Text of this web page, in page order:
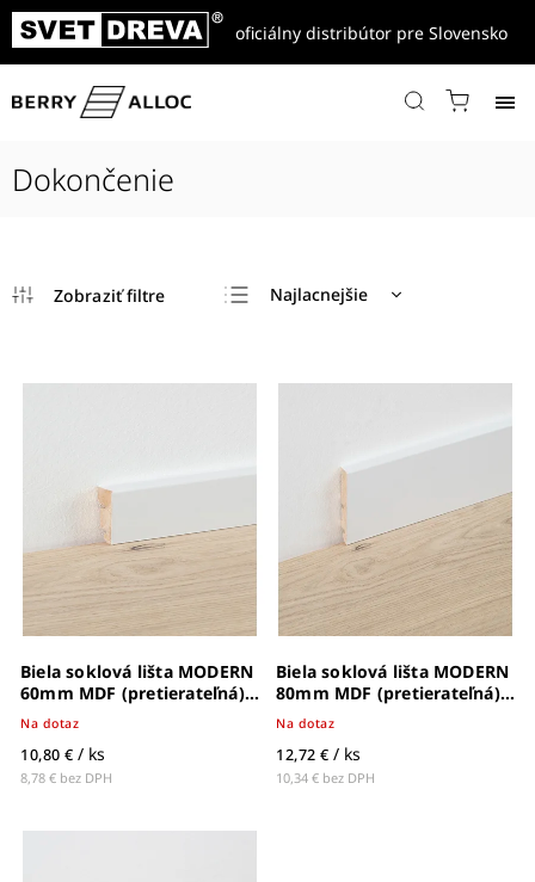
oficiálny distribútor pre Slovensko
Domov / Produkty / Doplnky Dokončenie
Dokončenie
Najlacnejšie
Biela soklová lišta MODERN
60mm MDF (pretierateľná) -
63001756
Na dotaz
8,78 € bez DPH
10,80 € / ks
Biela soklová lišta MODERN
80mm MDF (pretierateľná) -
63001776
Na dotaz
10,34 € bez DPH
12,72 € / ks